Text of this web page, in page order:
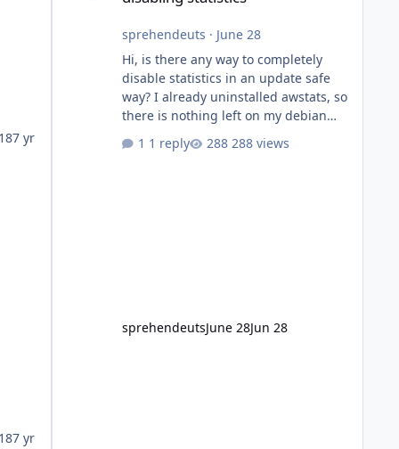
7 yr
7 yr
sprehendeuts · June 28
Hi, is there any way to completely
disable statistics in an update safe
way? I already uninstalled awstats, so
there is nothing left on my debian
folders/configs as I did not find any
1 reply 288 views
sprehendeutsJune 28Jun 28